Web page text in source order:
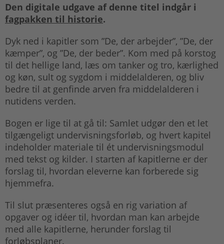
Den digitale udgave af denne titel indgår i
fagpakken til historie.
Dyk ned i kapitler som ”De, der arbejder”, ”De, der
kæmper”, og ”De, der beder”. Kom med på korstog
til det hellige land, læs om tanker og tro, kærlighed
og køn, sult og sygdom i middelalderen, og bliv
bedre til at genfinde arven fra middelalderen i
nutidens verden.
Bogen er lige til at gå til: Samlet udgør den et let
tilgængeligt undervisningsforløb, og hvert kapitel
indeholder materiale til ét undervisningsmodul
med tekst og kilder. I starten af kapitlerne er der
forslag til, hvordan eleverne kan forberede sig
hjemmefra.
Til slut præsenteres også en rig variation af
opgaver og idéer til, hvordan man kan arbejde
med alle kapitlerne, herunder forslag til
forløbsplaner.